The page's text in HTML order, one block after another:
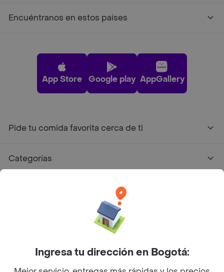
Encuéntranos en estos países
App Store Google play AppGallery
Pide tu comida favorita cerca de ti
Categorías
Facebook
Twitter
Instagram
Ingresa tu dirección en Bogotá: